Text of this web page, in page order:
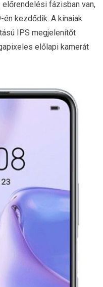
fázisban van,
kezdődik. A kínaiak
IPS megjelenítőt
előlapi kamerát